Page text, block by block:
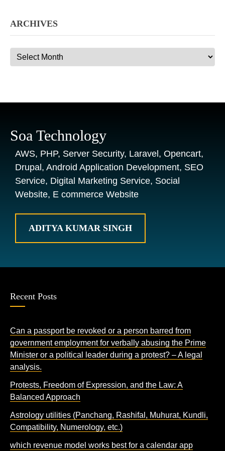
ARCHIVES
Archives
Soa Technology
AWS, PHP, Server Security, Laravel, Opencart,
Drupal, Android Application Development, SEO
Service, Digital Marketing Service, Social
Website, E commerce Website
ADITYA KUMAR SINGH
Recent Posts
Can a passport be revoked or a person barred from
government employment for verbally abusing the Prime
Minister or a political leader during a protest? – A legal
analysis.
Protests, Freedom of Expression, and the Law: A
Balanced Approach
Astrology utilities (Panchang, Rashifal, Muhurat, Kundli,
Compatibility, Numerology, etc.)
which revenue model works best for a calendar app